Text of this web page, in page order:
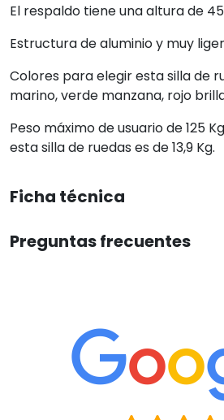
El respaldo tiene una altura de
Estructura de aluminio y muy
Colores para elegir esta silla de
marino, verde manzana, rojo
Peso máximo de usuario de 125
esta silla de ruedas es de 13,9 Kg.
Ficha técnica
Preguntas frecuentes